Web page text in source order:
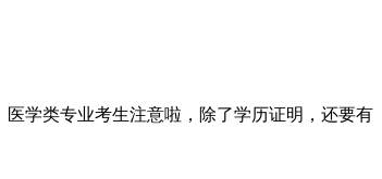
学类专业考生注意啦，除了学历证明，还要有